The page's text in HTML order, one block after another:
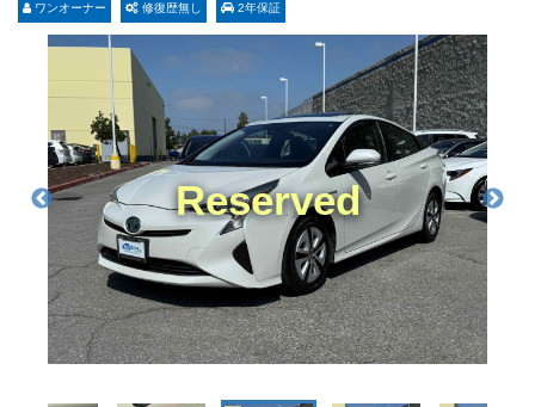
ワンオーナー 修復歴無し 2年保証
Reserved